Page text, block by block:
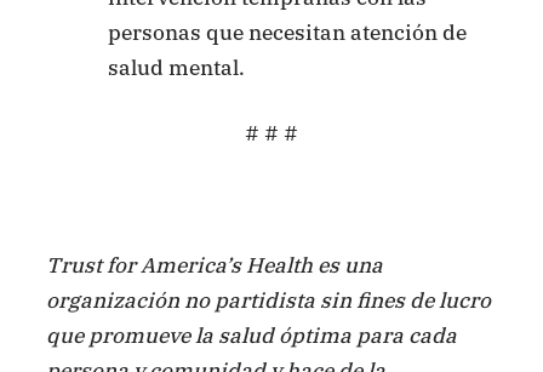
personas que necesitan atención de
salud mental.
# # #
Trust for America’s Health es una
organización no partidista sin fines de lucro
que promueve la salud óptima para cada